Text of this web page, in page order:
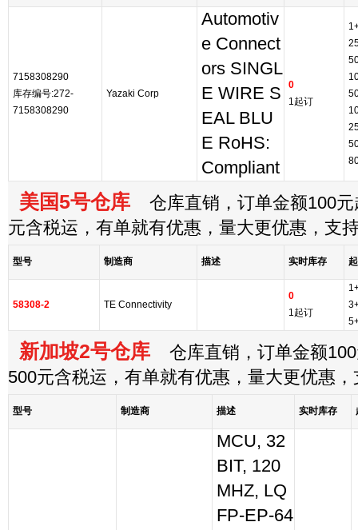
7158308290
库存编号:272-
7158308290
Yazaki Corp
Automotiv
e Connect
ors SINGL
E WIRE S
EAL BLU
E RoHS:
Compliant
0
1起订
美国5号仓库 仓库直销，订单金额100元
元含税运，有单就有优惠，量大更优惠，支
型号 制造商 描述 实时库存
58308-2 TE Connectivity
0
1起订
新加坡2号仓库 仓库直销，订单金额
500元含税运，有单就有优惠，量大更优惠
型号 制造商 描述 实时库存
MCU, 32
BIT, 120
MHZ, LQ
FP-EP-64